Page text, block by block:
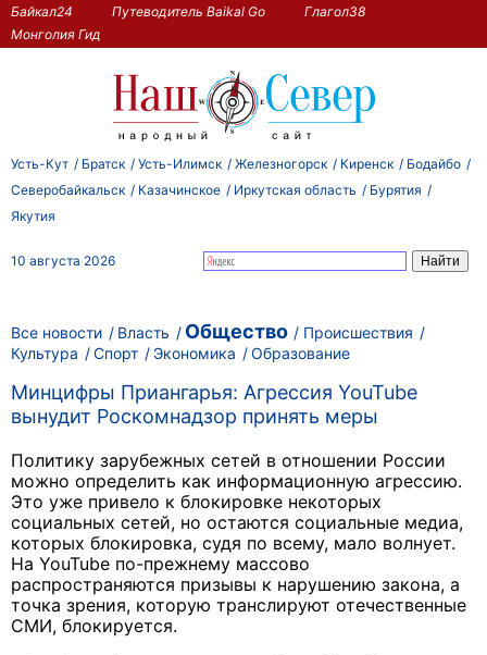
Байкал24 Путеводитель Baikal Go
Глагол38
Монголия Гид
Усть-Кут Братск Усть-Илимск Железногорск Киренск
Бодайбо
Северобайкальск
Казачинское Иркутская область
Бурятия
Якутия
10 августа 2026
Все новости Власть Общество
Происшествия
Культура
Спорт Экономика Образование
Минцифры Приангарья: Агрессия YouTube
вынудит Роскомнадзор принять меры
Политику зарубежных сетей в отношении России
можно определить как информационную агрессию.
Это уже привело к блокировке некоторых
социальных сетей, но остаются социальные медиа,
которых блокировка, судя по всему, мало волнует.
На YouTube по-прежнему массово
распространяются призывы к нарушению закона, а
точка зрения, которую транслируют отечественные
СМИ, блокируется.